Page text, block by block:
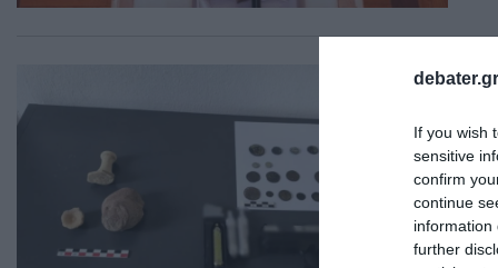
If you wish
sensitive
confirm
continue
information
further
Ο